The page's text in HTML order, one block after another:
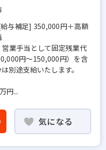
与補足] 350,000円＋高額
業手当として固定残業代
円〜150,000円）を含
別途支給いたします。
円...
気になる